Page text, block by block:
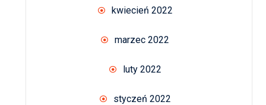
kwiecień 2022
marzec 2022
luty 2022
styczeń 2022